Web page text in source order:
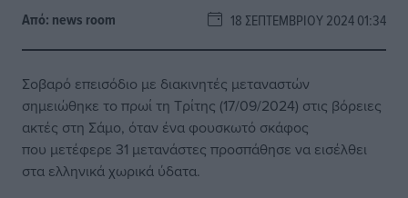
Από: news room 18 ΣΕΠΤΕΜΒΡΊΟΥ 2024 01:34
Σοβαρό επεισόδιο με διακινητές μεταναστών
σημειώθηκε το πρωί τη Τρίτης (17/09/2024) στις βόρειες
ακτές στη Σάμο, όταν ένα φουσκωτό σκάφος
που μετέφερε 31 μετανάστες προσπάθησε να εισέλθει
στα ελληνικά χωρικά ύδατα.